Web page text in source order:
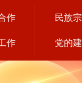
作
作
民族
党的